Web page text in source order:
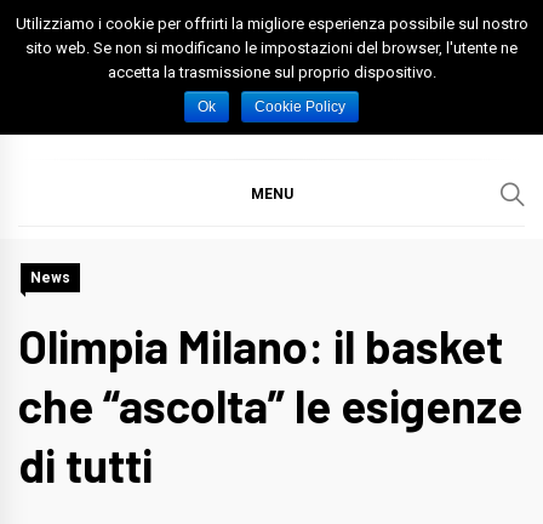
Skip
Spazio Foggia
Foggia News Calcio Eventi e Attività nella Capitanata
MENU
News
Olimpia Milano: il basket
che “ascolta” le esigenze
di tutti
Utilizziamo i cookie per offrirti la migliore esperienza possibile sul nostro
sito web. Se non si modificano le impostazioni del browser, l'utente ne
accetta la trasmissione sul proprio dispositivo.
Ok Cookie Policy